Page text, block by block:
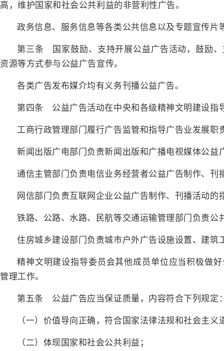
高，维护国家和社会公共利益的非营利性广告。
政务信息、服务信息等各类公共信息以及专题宣传片
第三条 国家鼓励、支持开展公益广告活动，鼓励
资源等方式参与公益广告宣传。
各类广告发布媒介均有义务刊播公益广告。
第四条 公益广告活动在中央和各级精神文明建设指
工商行政管理部门履行广告监管和指导广告业发展
新闻出版广电部门负责新闻出版和广播电视媒体公益
通信主管部门负责电信业务经营者公益广告制作、刊
网信部门负责互联网企业公益广告制作、刊播活动的
铁路、公路、水路、民航等交通运输管理部门负责
住房城乡建设部门负责城市户外广告设施设置、建
精神文明建设指导委员会其他成员单位应当积极做
管理工作。
第五条 公益广告应当保证质量，内容符合下列规定
（一）价值导向正确，符合国家法律法规和社会主义
（二）体现国家和社会公共利益；